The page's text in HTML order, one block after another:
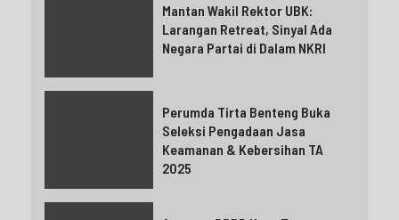
Mantan Wakil Rektor UBK:
Larangan Retreat, Sinyal Ada
Negara Partai di Dalam NKRI
Perumda Tirta Benteng Buka
Seleksi Pengadaan Jasa
Keamanan & Kebersihan TA
2025